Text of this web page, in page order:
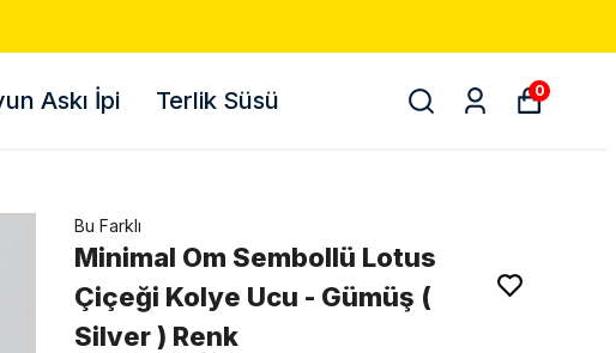
Askı İpi Terlik Süsü 0
Bu Farklı
Minimal Om Sembollü Lotus
Çiçeği Kolye Ucu - Gümüş (
Silver ) Renk